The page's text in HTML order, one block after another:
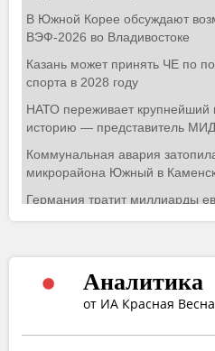
Аналитика
от ИА Красная Весна